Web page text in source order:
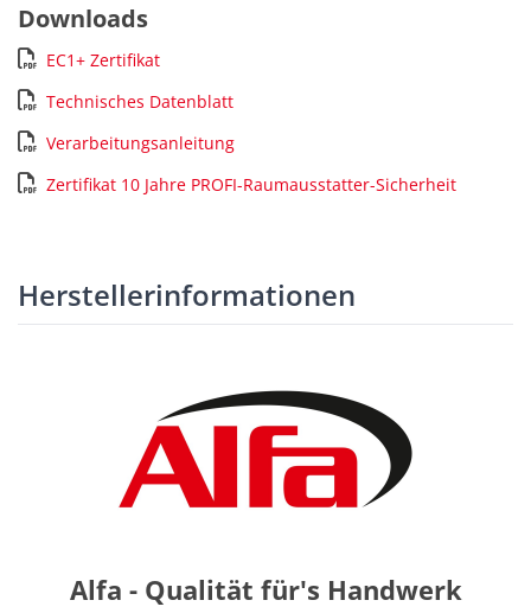
Downloads
EC1+ Zertifikat
Technisches Datenblatt
Verarbeitungsanleitung
Zertifikat 10 Jahre PROFI-Raumausstatter-Sicherheit
Herstellerinformationen
Alfa - Qualität für's Handwerk